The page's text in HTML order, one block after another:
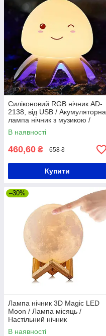
Силіконовий RGB нічник AD-
2138, від USB / Акумуляторна
лампа нічник з музикою /
Сенсорний світильник
В наявності
460,60 ₴ 658 ₴
Купити
–30%
Лампа нічник 3D Magic LED
Moon / Лампа місяць /
Настільний нічник
В наявності